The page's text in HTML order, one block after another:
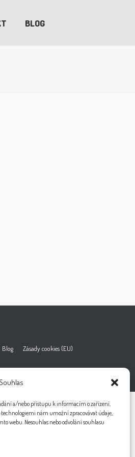
a/nebo přístupu k informacím o zařízení,
technologiemi nám umožní zpracovávat údaje,
webu. Nesouhlas nebo odvolání souhlasu
BLOG
Blog Zásady cookies (EU)